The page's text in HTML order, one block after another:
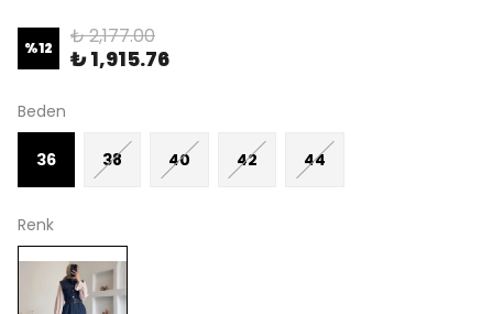
%12 ₺ 2,177.00
₺ 1,915.76
Beden
36 38 40 42 44
Renk